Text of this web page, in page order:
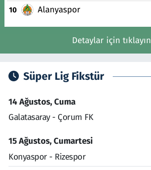
10 Alanyaspor
Detaylar için tıklayın
Süper Lig Fikstür
14 Ağustos, Cuma
Galatasaray - Çorum FK
15 Ağustos, Cumartesi
Konyaspor - Rizespor